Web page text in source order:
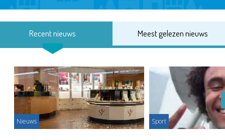
Recent nieuws Meest gelezen nieuws
Nieuws Sport